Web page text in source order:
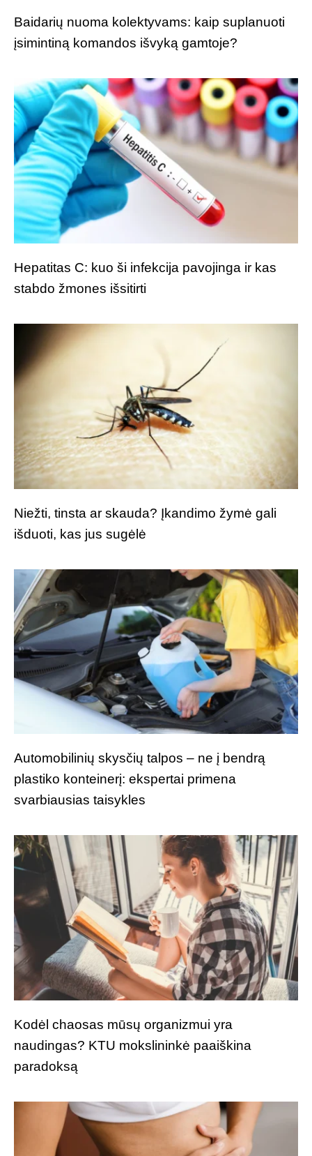
Baidarių nuoma kolektyvams: kaip suplanuoti
įsimintiną komandos išvyką gamtoje?
Hepatitas C: kuo ši infekcija pavojinga ir kas
stabdo žmones išsitirti
Niežti, tinsta ar skauda? Įkandimo žymė gali
išduoti, kas jus sugėlė
Automobilinių skysčių talpos – ne į bendrą
plastiko konteinerį: ekspertai primena
svarbiausias taisykles
Kodėl chaosas mūsų organizmui yra
naudingas? KTU mokslininkė paaiškina
paradoksą